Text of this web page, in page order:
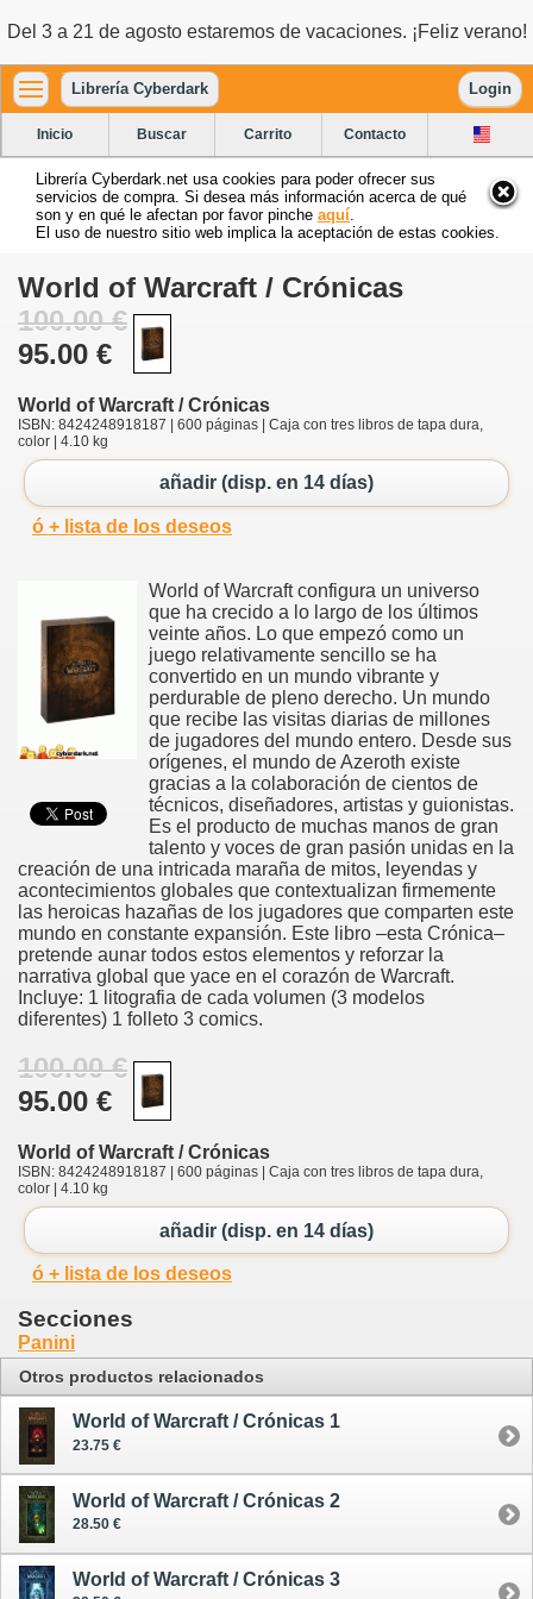
Del 3 a 21 de agosto estaremos de vacaciones. ¡Feliz verano!
Librería Cyberdark Login
Inicio Buscar Carrito Contacto
Librería Cyberdark.net usa cookies para poder ofrecer sus
servicios de compra. Si desea más información acerca de qué
son y en qué le afectan por favor pinche aquí
El uso de nuestro sitio web implica la aceptación de estas cookies.
World of Warcraft / Crónicas
100.00 €
95.00 €
World of Warcraft / Crónicas
ISBN: 8424248918187 | 600 páginas | Caja con tres libros de tapa dura,
color | 4.10 kg
añadir (disp. en 14 días)
ó + lista de los deseos
World of Warcraft configura un universo
que ha crecido a lo largo de los últimos
veinte años. Lo que empezó como un
juego relativamente sencillo se ha
convertido en un mundo vibrante y
perdurable de pleno derecho. Un mundo
que recibe las visitas diarias de millones
de jugadores del mundo entero. Desde sus
orígenes, el mundo de Azeroth existe
gracias a la colaboración de cientos de
técnicos, diseñadores, artistas y guionistas.
Es el producto de muchas manos de gran
talento y voces de gran pasión unidas en la
creación de una intricada maraña de mitos, leyendas y
acontecimientos globales que contextualizan firmemente
las heroicas hazañas de los jugadores que comparten este
mundo en constante expansión. Este libro –esta Crónica–
pretende aunar todos estos elementos y reforzar la
narrativa global que yace en el corazón de Warcraft.
Incluye: 1 litografia de cada volumen (3 modelos
diferentes) 1 folleto 3 comics.
100.00 €
95.00 €
World of Warcraft / Crónicas
ISBN: 8424248918187 | 600 páginas | Caja con tres libros de tapa dura,
color | 4.10 kg
añadir (disp. en 14 días)
ó + lista de los deseos
Secciones
Panini
Otros productos relacionados
World of Warcraft / Crónicas 1
23.75 €
World of Warcraft / Crónicas 2
28.50 €
World of Warcraft / Crónicas 3